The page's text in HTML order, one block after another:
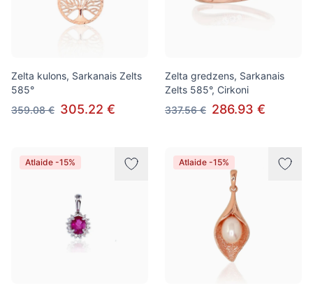
Zelta kulons, Sarkanais Zelts
585°
359.08 € 305.22 €
Zelta gredzens, Sarkanais
Zelts 585°, Cirkoni
337.56 € 286.93 €
Atlaide -15% Atlaide -15%